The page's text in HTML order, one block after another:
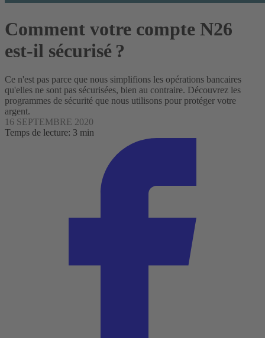
Comment votre compte N26
est-il sécurisé ?
Ce n'est pas parce que nous simplifions les opérations bancaires
qu'elles ne sont pas sécurisées, bien au contraire. Découvrez les
programmes de sécurité que nous utilisons pour protéger votre
argent.
16 SEPTEMBRE 2020
Temps de lecture: 3 min